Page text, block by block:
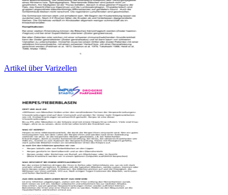
Artikel über Varizellen